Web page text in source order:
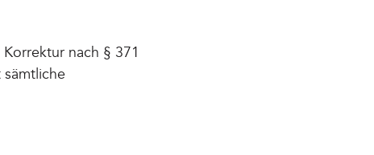
nach § 371
sämtliche